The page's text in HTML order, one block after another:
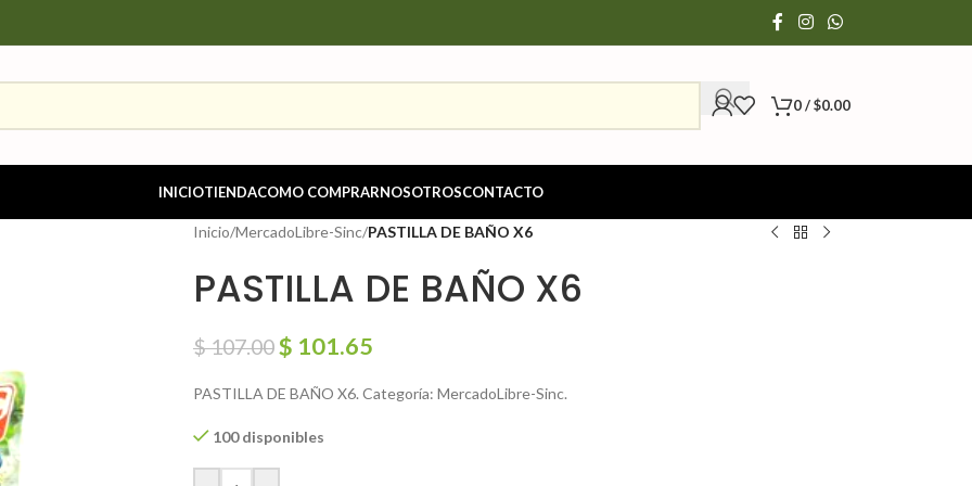
0/$0.00
INICIOTIENDACOMO COMPRARNOSOTROSCONTACTO
Inicio/MercadoLibre-Sinc/PASTILLA DE BAÑO X6
PASTILLA DE BAÑO X6
$107.00$ 101.65
PASTILLA DE BAÑO X6. Categoría: MercadoLibre-Sinc.
100 disponibles